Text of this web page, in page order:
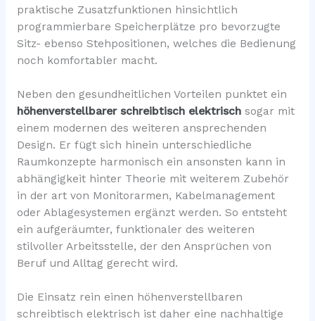
praktische Zusatzfunktionen hinsichtlich
programmierbare Speicherplätze pro bevorzugte
Sitz- ebenso Stehpositionen, welches die Bedienung
noch komfortabler macht.
Neben den gesundheitlichen Vorteilen punktet ein
höhenverstellbarer schreibtisch elektrischsogar mit
einem modernen des weiteren ansprechenden
Design. Er fügt sich hinein unterschiedliche
Raumkonzepte harmonisch ein ansonsten kann in
abhängigkeit hinter Theorie mit weiterem Zubehör
in der art von Monitorarmen, Kabelmanagement
oder Ablagesystemen ergänzt werden. So entsteht
ein aufgeräumter, funktionaler des weiteren
stilvoller Arbeitsstelle, der den Ansprüchen von
Beruf und Alltag gerecht wird.
Die Einsatz rein einen höhenverstellbaren
schreibtisch elektrisch ist daher eine nachhaltige